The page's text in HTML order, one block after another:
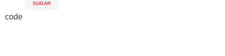
SUGAR
code